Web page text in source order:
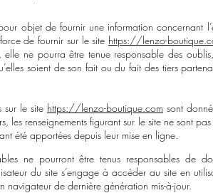
objet de fournir une information concernant
de fournir sur le site https://lenzo-
elle ne pourra être tenue responsable des
soient de son fait ou du fait des tiers
sur le site https://lenzo-boutique.com sont
les renseignements figurant sur le site ne sont
été apportées depuis leur mise en ligne.
ne pourront être tenus responsables de
du site s’engage à accéder au site en
navigateur de dernière génération mis-à-jour.